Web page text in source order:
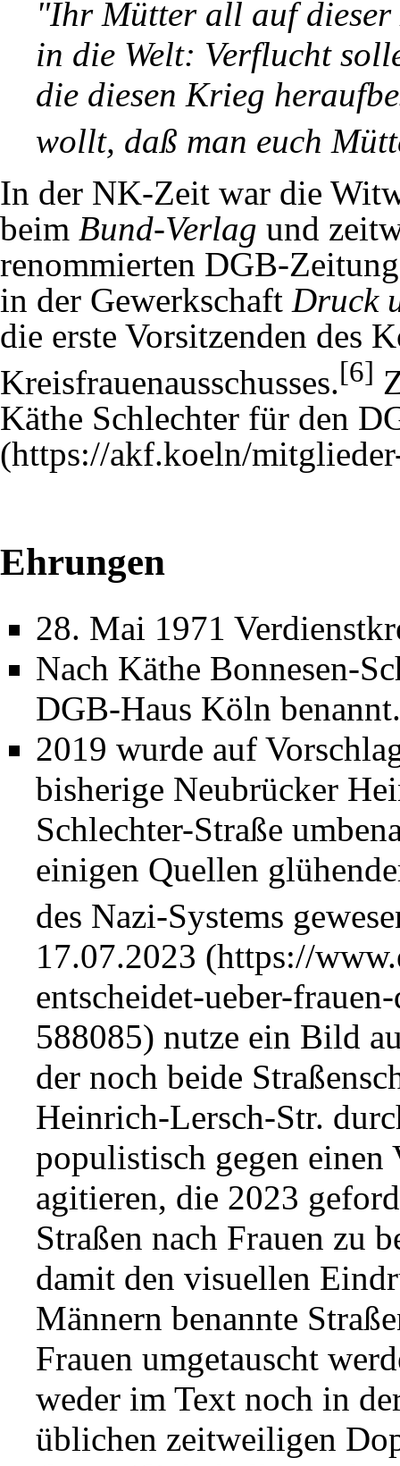
"Ihr Mütter all auf dieser
in die Welt: Verflucht
die diesen Krieg
wollt, daß man euch
In der NK-Zeit war die
beim Bund-Verlag und
renommierten DGB-
in der Gewerkschaft Druck
die erste Vorsitzenden des
Kreisfrauenausschusses.[6]
Käthe Schlechter für den
Ehrungen
28. Mai 1971
Nach Käthe Bonnesen-
DGB-Haus Köln benannt.
2019 wurde auf
bisherige Neubrücker
Schlechter-Straße
einigen Quellen
des Nazi-Systems
17.07.2023
nutze ein Bild
der noch beide
Heinrich-Lersch-Str.
populistisch gegen
agitieren, die 2023
Straßen nach Frauen zu
damit den visuellen
Männern benannte
Frauen umgetauscht
weder im Text noch in
üblichen zeitweiligen